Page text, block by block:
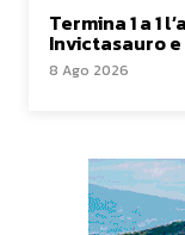
Termina 1 a 1
Invictasauro
8 Ago 2026